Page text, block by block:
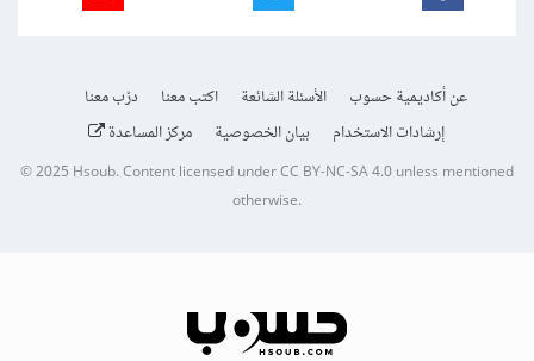
عن أكاديمية حسوب الأسئلة الشائعة اكتب معنا
درّب معنا
إرشادات الاستخدام
بيان الخصوصية مركز المساعدة
© 2025Hsoub.Content licensed underCC BY-NC-SA 4.0unless mentioned
otherwise.